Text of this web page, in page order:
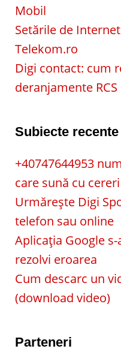
Mobil
Setările de
Telekom.ro
Digi contact: cum
deranjamente RCS
Subiecte recente
+40747644953
care sună cu
Urmărește Digi
telefon sau online
Aplicația Google
rezolvi eroarea
Cum descarc un
(download video)
Parteneri